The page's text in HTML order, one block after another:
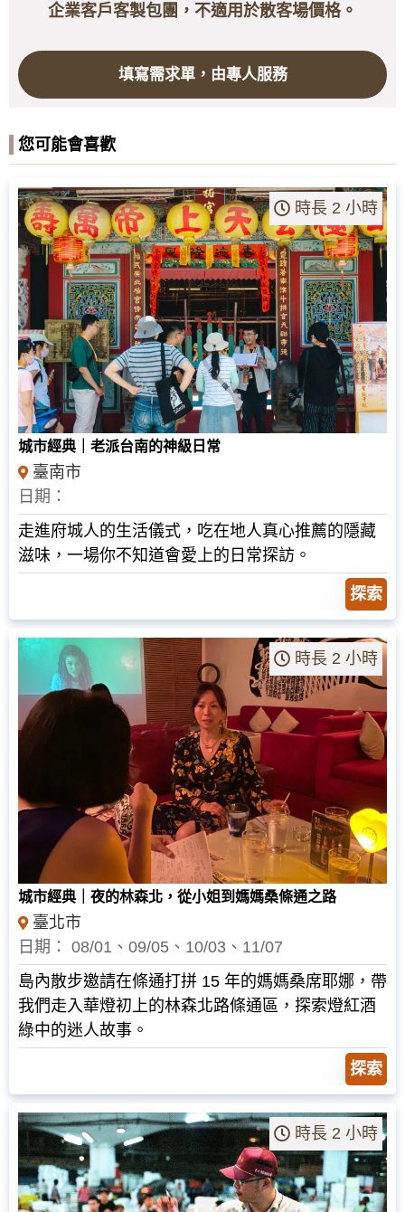
企業客戶客製包團，不適用於散客場價格。
填寫需求單，由專人服務
您可能會喜歡
NT$600
時長 2 小時
城市經典｜老派台南的神級日常
臺南市
日期：
走進府城人的生活儀式，吃在地人真心推薦的隱藏
滋味，一場你不知道會愛上的日常探訪。
探索
NT$1,050
時長 2 小時
城市經典｜夜的林森北，從小姐到媽媽桑條通之路
臺北市
日期： 08/01、09/05、10/03、11/07
島內散步邀請在條通打拼 15 年的媽媽桑席耶娜，帶
我們走入華燈初上的林森北路條通區，探索燈紅酒
綠中的迷人故事。
探索
時長 2 小時